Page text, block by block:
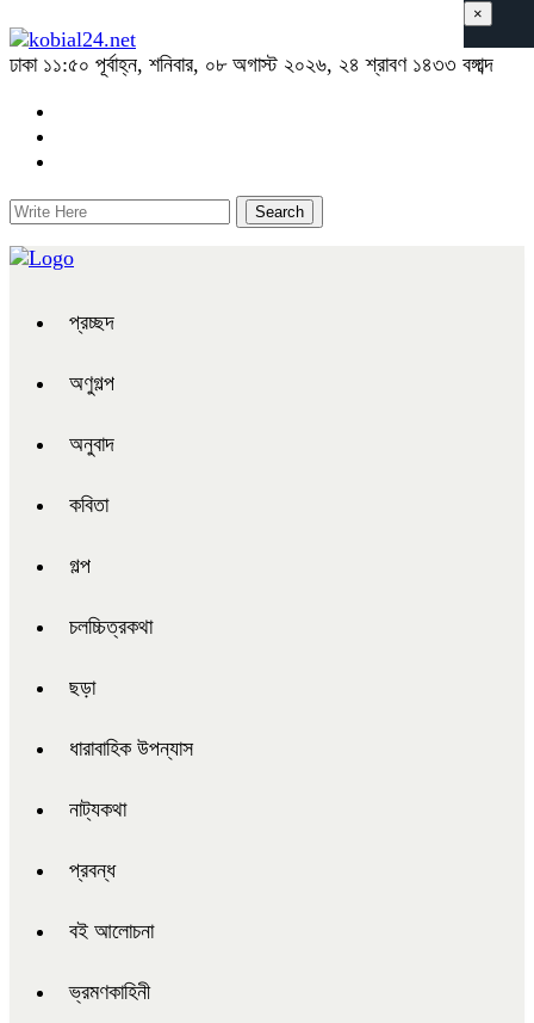
ঢাকা ১১:৫০ পূর্বাহ্ন, শনিবার, ০৮ অগাস্ট ২০২৬, ২৪ শ্রাবণ ১৪৩৩ বঙ্গাব্দ
প্রচ্ছদ
অণুগল্প
অনুবাদ
কবিতা
গল্প
চলচ্চিত্রকথা
ছড়া
ধারাবাহিক উপন্যাস
নাট্যকথা
প্রবন্ধ
বই আলোচনা
ভ্রমণকাহিনী
×